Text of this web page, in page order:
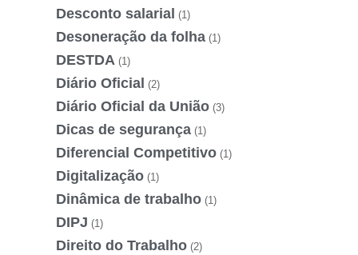
Desconto salarial (1)
Desoneração da folha (1)
DESTDA (1)
Diário Oficial (2)
Diário Oficial da União (3)
Dicas de segurança (1)
Diferencial Competitivo (1)
Digitalização (1)
Dinâmica de trabalho (1)
DIPJ (1)
Direito do Trabalho (2)